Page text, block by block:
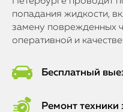
попадания жидкости,
замену поврежденных
оперативной и
Бесплатный
Ремонт техники